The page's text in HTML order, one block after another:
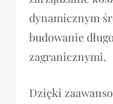
dynamicznym
budowanie
zagranicznymi.
Dzięki